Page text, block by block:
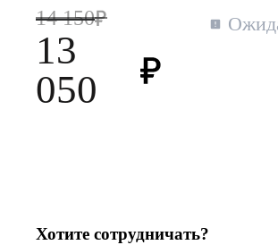
14 150
13
050
Хотите сотрудничать?